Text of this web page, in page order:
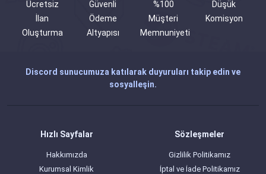
Ücretsiz
İlan
Oluşturma
Güvenli
Ödeme
Altyapısı
%100
Müşteri
Memnuniyeti
Düşük
Komisyon
Discord sunucumuza katılarak duyuruları takip edin ve
sosyalleşin.
Hızlı Sayfalar
Hakkımızda
Kurumsal Kimlik
Sözleşmeler
Gizlilik Politikamız
İptal ve İade Politikamız